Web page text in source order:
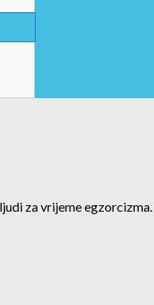
za vrijeme egzorcizma.